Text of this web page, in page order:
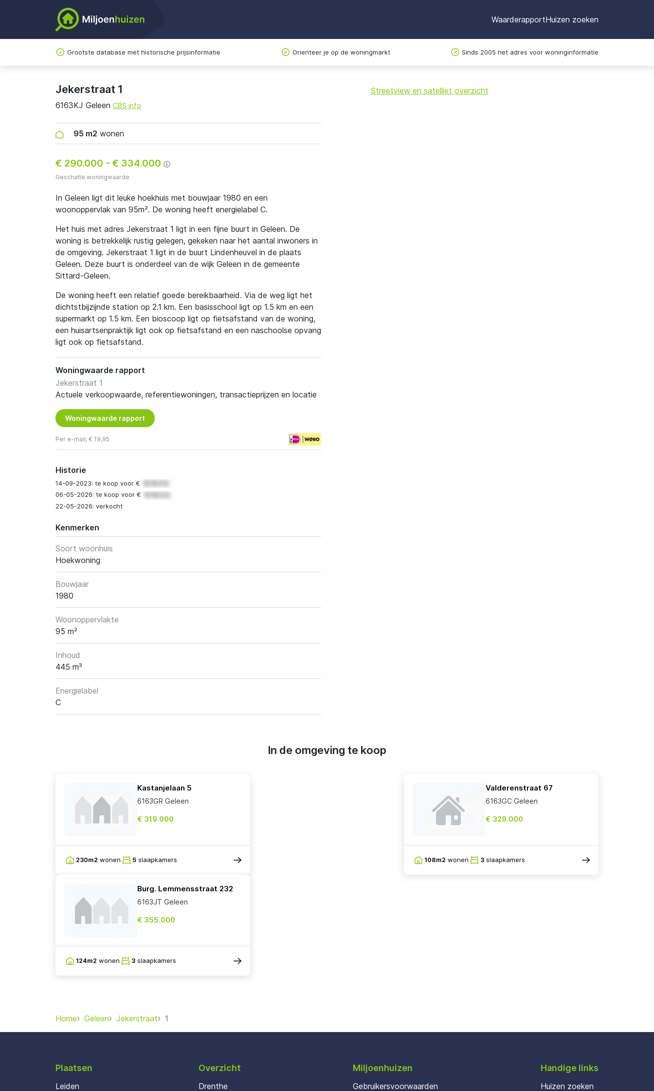
WaarderapportHuizen zoeken
Grootste database met historische prijsinformatie Orienteer je op de woningmarkt Sinds 2005 het adres voor woninginformatie
Jekerstraat 1
6163KJ Geleen CBS info
95 m2 wonen
€ 290.000 - € 334.000
Geschatte woningwaarde
In Geleen ligt dit leuke hoekhuis met bouwjaar 1980 en een
woonoppervlak van 95m². De woning heeft energielabel C.
Het huis met adres Jekerstraat 1 ligt in een fijne buurt in Geleen. De
woning is betrekkelijk rustig gelegen, gekeken naar het aantal inwoners in
de omgeving. Jekerstraat 1 ligt in de buurt Lindenheuvel in de plaats
Geleen. Deze buurt is onderdeel van de wijk Geleen in de gemeente
Sittard-Geleen.
De woning heeft een relatief goede bereikbaarheid. Via de weg ligt het
dichtstbijzijnde station op 2.1 km. Een basisschool ligt op 1.5 km en een
supermarkt op 1.5 km. Een bioscoop ligt op fietsafstand van de woning,
een huisartsenpraktijk ligt ook op fietsafstand en een naschoolse opvang
ligt ook op fietsafstand.
Woningwaarde rapport
Jekerstraat 1
Actuele verkoopwaarde, referentiewoningen, transactieprijzen en locatie
Woningwaarde rapport
Per e-mail, € 19,95
Historie
14-09-2023: te koop voor €
06-05-2026: te koop voor €
22-05-2026: verkocht
Kenmerken
Soort woonhuis
Hoekwoning
Bouwjaar
1980
Woonoppervlakte
95 m²
Inhoud
445 m³
Energielabel
C
+
Streetview en satelliet overzicht
In de omgeving te koop
Kastanjelaan 5
6163GR Geleen
€ 319.000
230m2 wonen 5 slaapkamers
Valderenstraat 67
6163GC Geleen
€ 329.000
108m2 wonen 3 slaapkamers
Burg. Lemmensstraat 232
6163JT Geleen
€ 355.000
124m2 wonen 3 slaapkamers
Home Geleen Jekerstraat 1
Plaatsen
Leiden
Overzicht
Drenthe
Miljoenhuizen
Gebruikersvoorwaarden
Handige links
Huizen zoeken